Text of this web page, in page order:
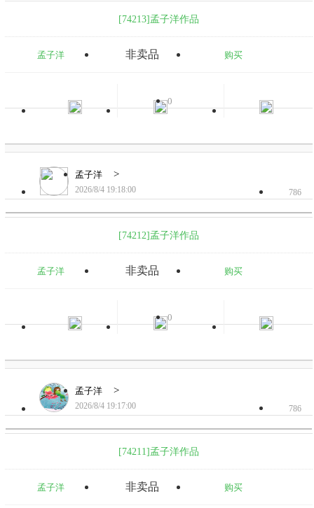
[74213]孟子洋作品
孟子洋 非卖品 购买
0
孟子洋 >
2026/8/4 19:18:00 786
[74212]孟子洋作品
孟子洋 非卖品 购买
0
孟子洋 >
2026/8/4 19:17:00 786
[74211]孟子洋作品
孟子洋 非卖品 购买